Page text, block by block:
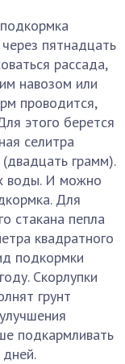
пятнадцать
рассада,
навозом или
проводится,
этого берется
селитра
грамм).
воды. И можно
Для
стакана пепла
квадратного
подкормки
Скорлупки
грунт
подкармливать